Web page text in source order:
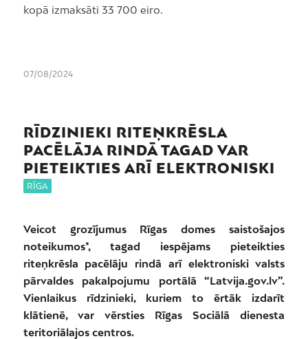
kopā izmaksāti 33 700 eiro.
07/08/2024
RĪDZINIEKI RITEŅKRĒSLA
PACĒLĀJA RINDĀ TAGAD VAR
PIETEIKTIES ARĪ ELEKTRONISKI
RĪGA
Veicot grozījumus Rīgas domes saistošajos
noteikumos*, tagad iespējams pieteikties
riteņkrēsla pacēlāju rindā arī elektroniski valsts
pārvaldes pakalpojumu portālā “Latvija.gov.lv”.
Vienlaikus rīdzinieki, kuriem to ērtāk izdarīt
klātienē, var vērsties Rīgas Sociālā dienesta
teritoriālajos centros.